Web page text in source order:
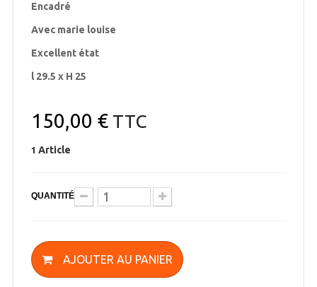
Encadré
Avec marie louise
Excellent état
l 29.5 x H 25
150,00 €TTC
1 Article
QUANTITÉ
AJOUTER AU PANIER